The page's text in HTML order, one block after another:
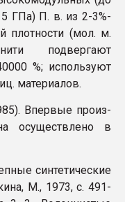
ГПа) П. в. из 2-3%-
плотности (мол. м.
подвергают
%; используют
материалов.
Впервые произ-
осуществлено в
синтетические
М., 1973, с. 491-